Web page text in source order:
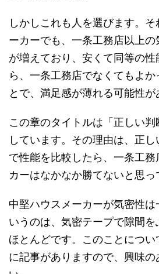
しかしこれも人を選びます。
ーカーでも、一条工務店以上
が増えており、安くて同等の
ら、一条工務店でなくてもよか
とで、満足感が薄れる可能性が
この章のタイトルは「正しい判
しています。その理由は、正
で性能を比較したら、一条工
カーはなかなか勝てないと思っ
中堅ハウスメーカーが気密性は
いうのは、気密テープで隙間
ほとんどです。このことにつ
に記事がありますので、興味の